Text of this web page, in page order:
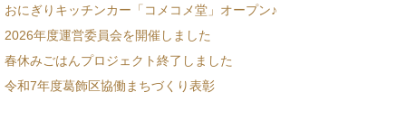
おにぎりキッチンカー「コメコメ堂」オープン♪
2026年度運営委員会を開催しました
春休みごはんプロジェクト終了しました
令和7年度葛飾区協働まちづくり表彰